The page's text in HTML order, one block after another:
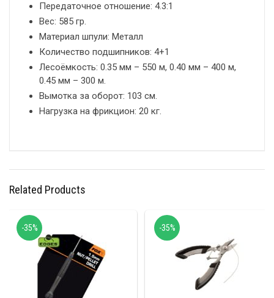
Передаточное отношение: 4.3:1
Вес: 585 гр.
Материал шпули: Металл
Количество подшипников: 4+1
Лесоёмкость: 0.35 мм – 550 м, 0.40 мм – 400 м,
0.45 мм – 300 м.
Вымотка за оборот: 103 см.
Нагрузка на фрикцион: 20 кг.
Related Products
-35% -35%